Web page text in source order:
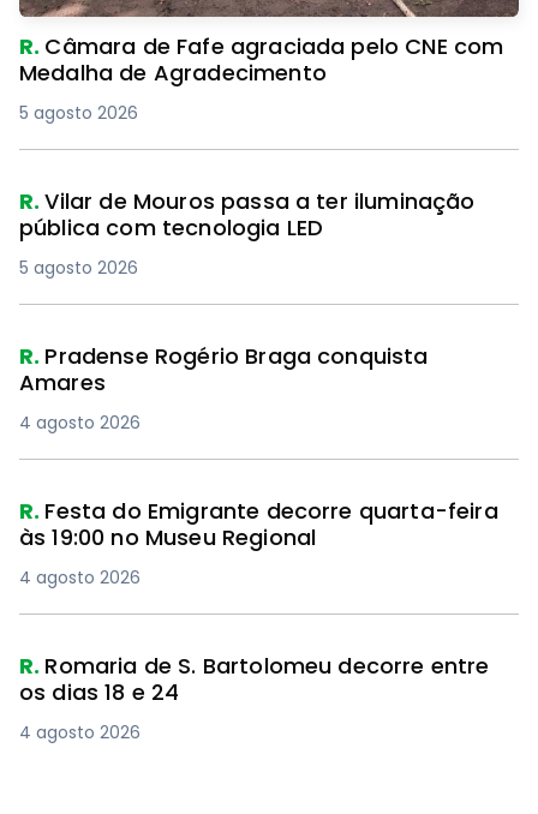
R. Câmara de Fafe agraciada pelo CNE com
Medalha de Agradecimento
5 agosto 2026
R.Vilar de Mouros passa a ter iluminação
pública com tecnologia LED
5 agosto 2026
R. Pradense Rogério Braga conquista
Amares
4 agosto 2026
R. Festa do Emigrante decorre quarta-feira
às 19:00 no Museu Regional
4 agosto 2026
R. Romaria de S. Bartolomeu decorre entre
os dias 18 e 24
4 agosto 2026